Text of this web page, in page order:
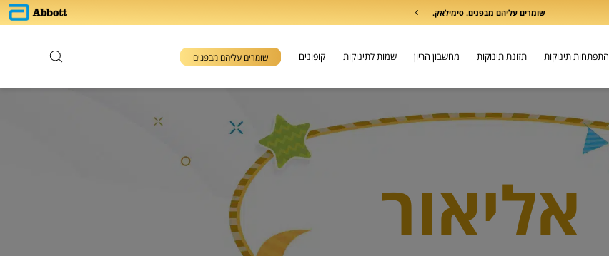
שומרים עליהם מבפנים. סימילאק.
התפתחות תינוקות תזונת תינוקות מחשבון הריון שמות לתינוקות קופונים שומרים עליהם מבפנים
אליאור